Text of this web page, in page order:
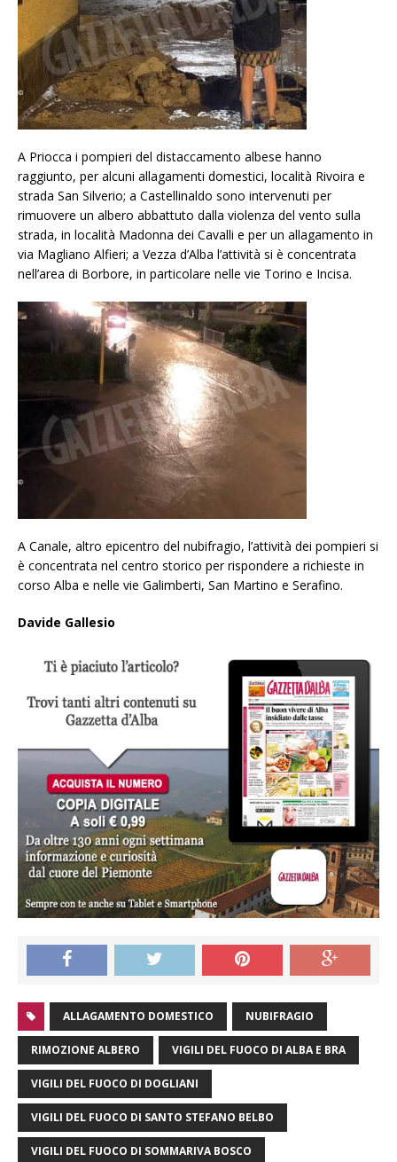
A Priocca i pompieri del distaccamento albese hanno
raggiunto, per alcuni allagamenti domestici, località Rivoira e
strada San Silverio; a Castellinaldo sono intervenuti per
rimuovere un albero abbattuto dalla violenza del vento sulla
strada, in località Madonna dei Cavalli e per un allagamento in
via Magliano Alfieri; a Vezza d’Alba l’attività si è concentrata
nell’area di Borbore, in particolare nelle vie Torino e Incisa.
A Canale, altro epicentro del nubifragio, l’attività dei pompieri si
è concentrata nel centro storico per rispondere a richieste in
corso Alba e nelle vie Galimberti, San Martino e Serafino.
Davide Gallesio
ALLAGAMENTO DOMESTICO NUBIFRAGIO
RIMOZIONE ALBERO VIGILI DEL FUOCO DI ALBA E BRA
VIGILI DEL FUOCO DI DOGLIANI
VIGILI DEL FUOCO DI SANTO STEFANO BELBO
VIGILI DEL FUOCO DI SOMMARIVA BOSCO